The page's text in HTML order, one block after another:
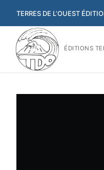
contenu
TERRES DE L’OUEST
ÉDITIONS